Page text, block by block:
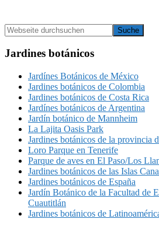
Seitenspalte
Webseite
durchsuchen
Jardines botánicos
Jardínes Botánicos de México
Jardines botánicos de Colombia
Jardines botánicos de Costa Rica
Jardínes botánicos de Argentina
Jardín botánico de Mannheim
La Lajita Oasis Park
Jardines botánicos de la provincia
Loro Parque en Tenerife
Parque de aves en El Paso/Los
Jardines botánicos de las Islas
Jardines botánicos de España
Jardín Botánico de la Facultad de
Cuautitlán
Jardines botánicos de